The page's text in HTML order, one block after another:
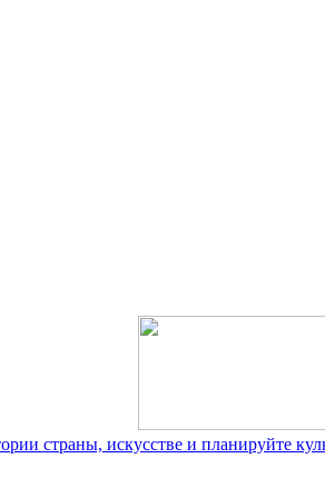
страны, искусстве и планируйте